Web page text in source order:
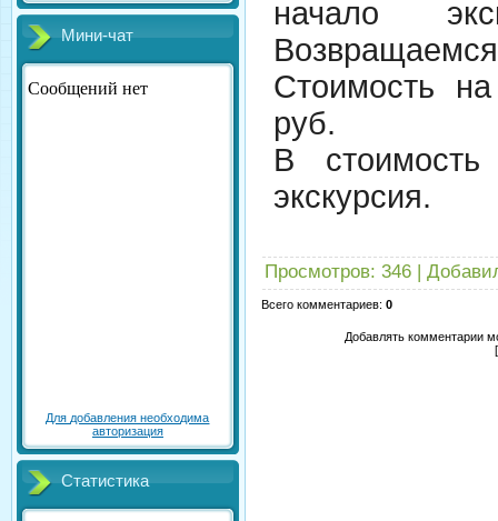
Мини-чат
Для добавления необходима
авторизация
Статистика
начало
Стоимость
руб.
В
экскурсия.
Просмотров: 346
Всего комментариев: 0
Добавлять комментарии